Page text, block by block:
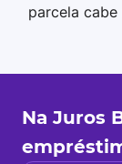
parcela
Na Juros